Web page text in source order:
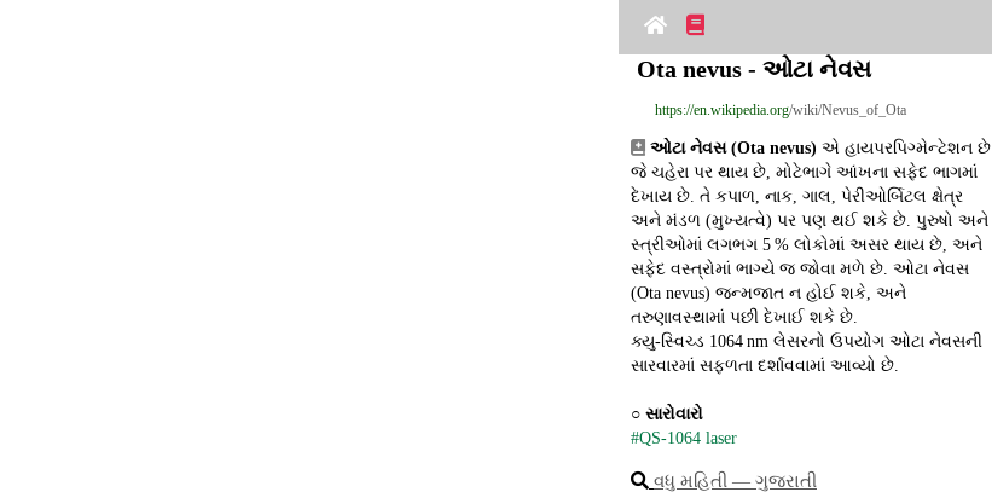
Ota nevus - ઓટા નેવસ
https://en.wikipedia.org/wiki/Nevus_of_Ota
ઓટા નેવસ (Ota nevus) એ હાયપરપિગ્મેન્ટેશન છે
જે ચહેરા પર થાય છે, મોટેભાગે આંખના સફેદ ભાગમાં
દેખાય છે. તે કપાળ, નાક, ગાલ, પેરીઓર્બિટલ ક્ષેત્ર
અને મંડળ (મુખ્યત્વે) પર પણ થઈ શકે છે. પુરુષો અને
સ્ત્રીઓમાં લગભગ 5 % લોકોમાં અસર થાય છે, અને
સફેદ વસ્ત્રોમાં ભાગ્યે જ જોવા મળે છે. ઓટા નેવસ
(Ota nevus) જન્મજાત ન હોઈ શકે, અને
તરુણાવસ્થામાં પછી દેખાઈ શકે છે.
ક્યુ-સ્વિચ્ડ 1064 nm લેસરનો ઉપયોગ ઓટા નેવસની
સારવારમાં સફળતા દર્શાવવામાં આવ્યો છે.
○ સારોવારો
#QS-1064 laser
વધુ મહિતી ― ગુજરાતી